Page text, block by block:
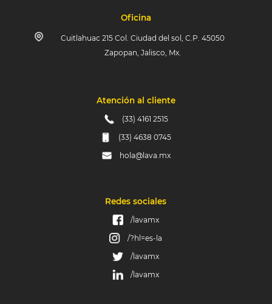
Oficina
Cuitlahuac 215 Col. Ciudad del sol, C.P. 45050
Zapopan, Jalisco, Mx.
Atención al cliente
(33) 4161 2515
(33) 4638 0745
hola@lava.mx
Redes sociales
/lavamx
/?hl=es-la
/lavamx
/lavamx